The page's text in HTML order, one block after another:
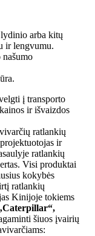
arba kitų
ir lengvumu.
į transporto
ir išvaizdos
ratlankių
ir
ratlankių
Visi produktai
kokybės
ratlankių
Kinijoje tokiems
šiuos įvairių